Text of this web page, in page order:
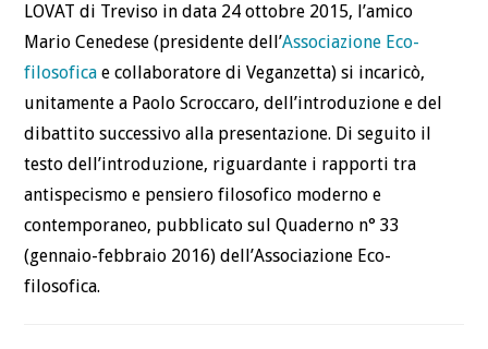
BLOG
CONTATTI
LOVAT di Treviso in data 24 ottobre 2015, l’amico
Mario Cenedese (presidente dell’Associazione Eco-
filosofica e collaboratore di Veganzetta) si incaricò,
unitamente a Paolo Scroccaro, dell’introduzione e del
dibattito successivo alla presentazione. Di seguito il
testo dell’introduzione, riguardante i rapporti tra
antispecismo e pensiero filosofico moderno e
contemporaneo, pubblicato sul Quaderno n° 33
(gennaio-febbraio 2016) dell’Associazione Eco-
filosofica.